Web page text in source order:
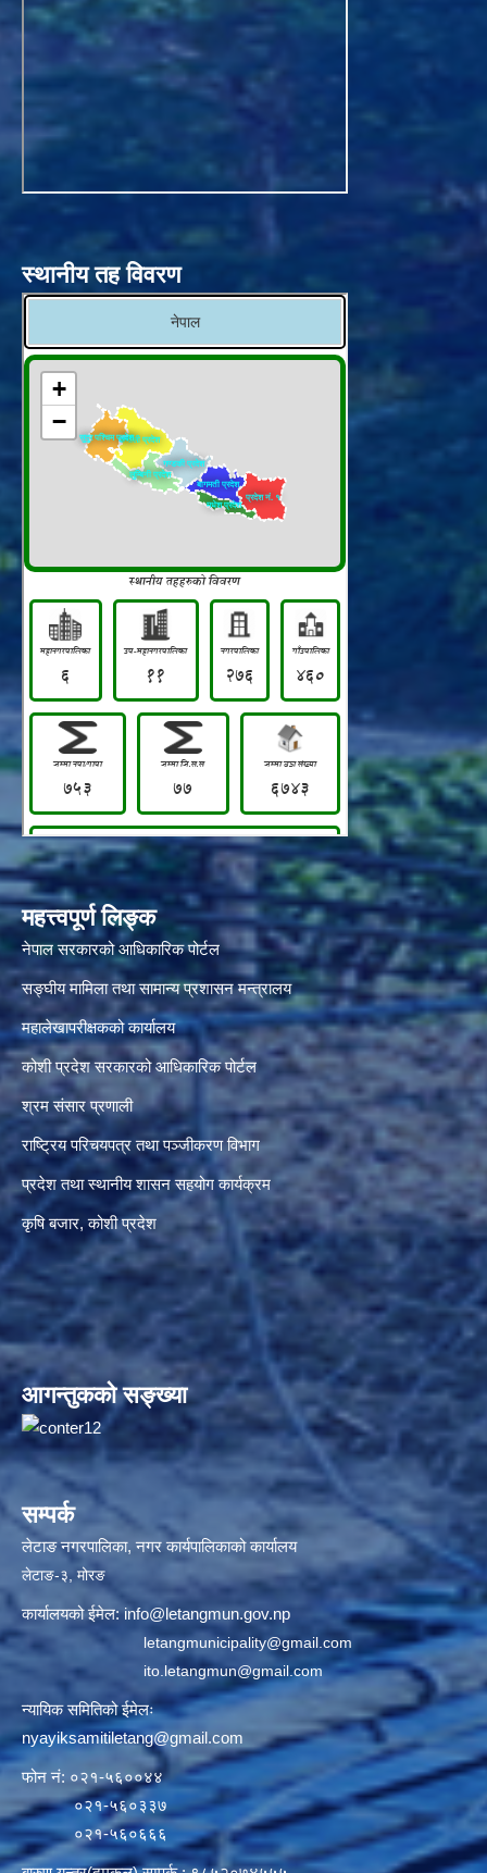
स्थानीय तह विवरण
महत्त्वपूर्ण लिङ्क
नेपाल सरकारको आधिकारिक पोर्टल
सङ्‍घीय मामिला तथा सामान्य प्रशासन मन्त्रालय
महालेखापरीक्षकको कार्यालय
कोशी प्रदेश सरकारको आधिकारिक पोर्टल
श्रम संसार प्रणाली
राष्ट्रिय परिचयपत्र तथा पञ्जीकरण विभाग
प्रदेश तथा स्थानीय शासन सहयोग कार्यक्रम
कृषि बजार, कोशी प्रदेश
आगन्तुकको सङ्ख्या
सम्पर्क
लेटाङ नगरपालिका, नगर कार्यपालिकाको कार्यालय
लेटाङ-३, मोरङ
कार्यालयको ईमेल:info@letangmun.gov.np
letangmunicipality@gmail.com
ito.letangmun@gmail.com
न्यायिक समितिको ईमेलः
nyayiksamitiletang@gmail.com
फोन नं: ०२१-५६००४४
०२१-५६०३३७
०२१-५६०६६६